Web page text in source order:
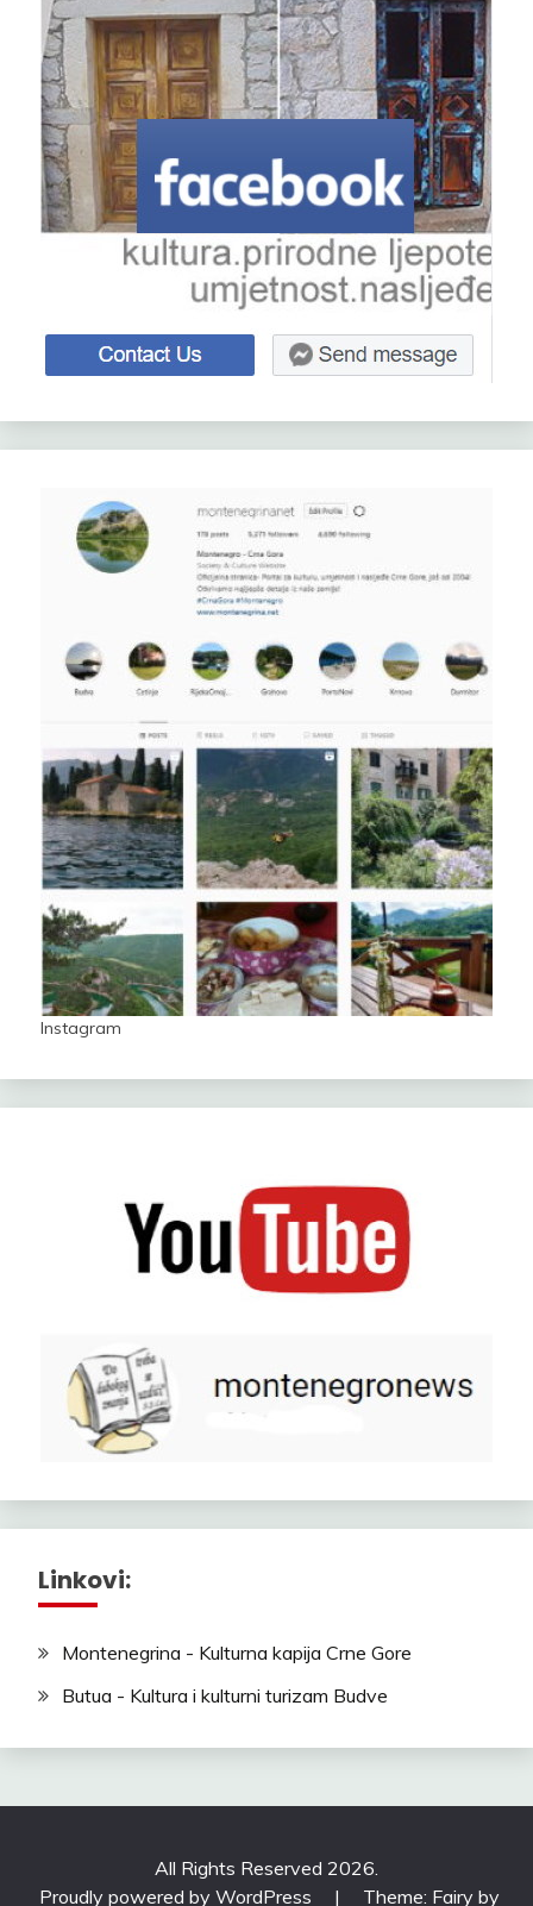
Instagram
Linkovi:
Montenegrina - Kulturna kapija Crne Gore
Butua - Kultura i kulturni turizam Budve
All Rights Reserved 2026.
Proudly powered by WordPress
| Theme: Fairy by